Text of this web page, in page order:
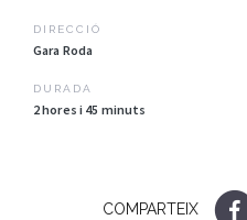
DIRECCIÓ
Gara Roda
DURADA
2 hores i 45 minuts
COMPARTEIX